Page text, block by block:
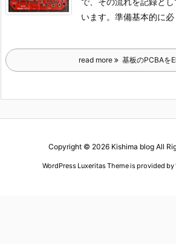
います。 準備基本的に必
read more 基板のPCBAを
Copyright © 2026 Kishima blogAll
WordPress Luxeritas Theme is provided by